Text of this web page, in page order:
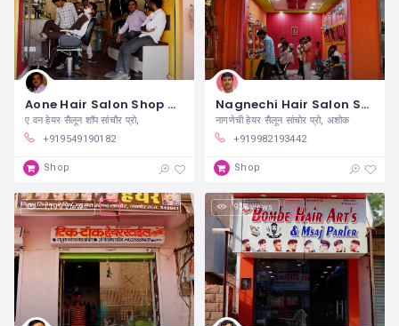
Aone Hair Salon Shop Sanchore
ए वन हेयर सैलून शॉप सांचौर प्रो,
+919549190182
Shop
Nagnechi Hair Salon Sanchore
नागणेची हेयर सैलून सांचोर प्रो, अशोक
+919982193442
Shop
1,199 views 927 views